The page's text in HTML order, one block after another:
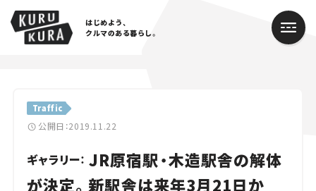
はじめよう、
クルマのある暮らし。
Traffic
公開日：2019.11.22
ギャラリー： JR原宿駅・木造駅舎の解体
が決定。新駅舎は来年3月21日か
Cars
Lifestyle